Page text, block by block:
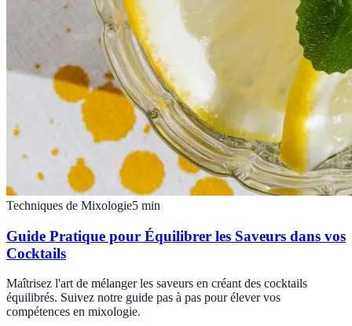
Techniques de Mixologie5 min
Guide Pratique pour Équilibrer les Saveurs dans vos
Cocktails
Maîtrisez l'art de mélanger les saveurs en créant des cocktails
équilibrés. Suivez notre guide pas à pas pour élever vos
compétences en mixologie.